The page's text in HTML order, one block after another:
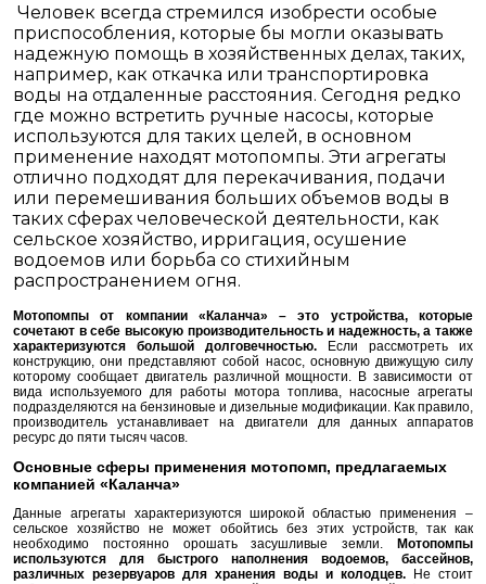
Человек всегда стремился изобрести особые
приспособления, которые бы могли оказывать
надежную помощь в хозяйственных делах, таких,
например, как откачка или транспортировка
воды на отдаленные расстояния. Сегодня редко
где можно встретить ручные насосы, которые
используются для таких целей, в основном
применение находят мотопомпы. Эти агрегаты
отлично подходят для перекачивания, подачи
или перемешивания больших объемов воды в
таких сферах человеческой деятельности, как
сельское хозяйство, ирригация, осушение
водоемов или борьба со стихийным
распространением огня.
Мотопомпы от компании «Каланча» – это устройства, которые
сочетают в себе высокую производительность и надежность, а также
характеризуются большой долговечностью. Если рассмотреть их
конструкцию, они представляют собой насос, основную движущую силу
которому сообщает двигатель различной мощности. В зависимости от
вида используемого для работы мотора топлива, насосные агрегаты
подразделяются на бензиновые и дизельные модификации. Как правило,
производитель устанавливает на двигатели для данных аппаратов
ресурс до пяти тысяч часов.
Основные сферы применения мотопомп, предлагаемых
компанией «Каланча»
Данные агрегаты характеризуются широкой областью применения –
сельское хозяйство не может обойтись без этих устройств, так как
необходимо постоянно орошать засушливые земли. Мотопомпы
используются для быстрого наполнения водоемов, бассейнов,
различных резервуаров для хранения воды и колодцев. Не стоит